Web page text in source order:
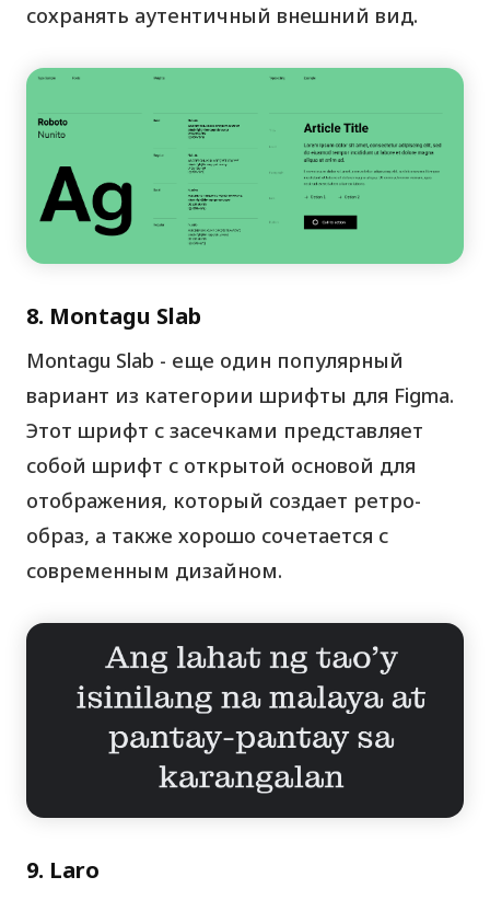
сохранять аутентичный внешний вид.
8. Montagu Slab
Montagu Slab - еще один популярный
вариант из категории шрифты для Figma.
Этот шрифт с засечками представляет
собой шрифт с открытой основой для
отображения, который создает ретро-
образ, а также хорошо сочетается с
современным дизайном.
9. Laro